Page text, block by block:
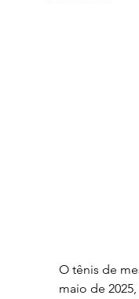
O tênis de
maio de